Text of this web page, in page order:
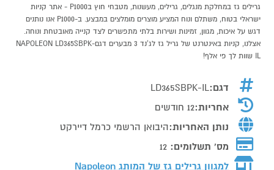
גרילים גז במחלקת מנגלים, גרילים, מעשנות, מטבחי חוץ בP1000 - אתר קניות
ישראלי בטוח, משתלם ונוח המציע מוצרים מומלצים במבצע. ב-P1000 אנו נותנים
דגש על איכות, מגוון, זמינות ושירות בלתי מתפשרים לצד קנייה מאובטחת ונוחה.
אצלנו, קניות באינטרנט של גריל גז לג'נד 3 מבערים דגםNAPOLEON LD365SBPK-
IL שוות לך פי אלף!
דגם:LD365SBPK-IL
אחריות:12 חודשים
נותן האחריות:היבואן הרשמי כרמל דיירקט
מס' תשלומים: 12
למגוון גרילים גז של המותג Napoleon